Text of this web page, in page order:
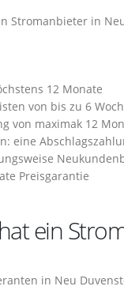
Stromanbieter in
12 Monate
von bis zu 6
von maximak 12
eine
Preisgarantie
ein
in Neu